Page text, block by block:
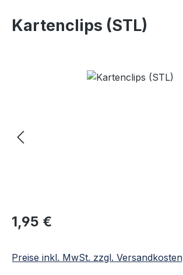
Kartenclips (STL)
Bildergalerie überspringen
Regulärer Preis:
1,95 €
Preise inkl. MwSt. zzgl. Versandkosten